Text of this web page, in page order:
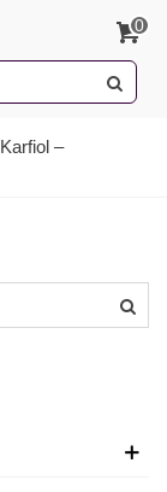
0
Karfiol –